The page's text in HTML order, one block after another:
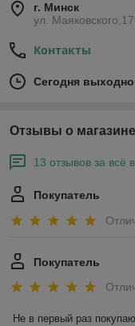
г. Минск
ул.
Контакты
Сегодня
Отзывы о магазине
13 отзывов за всё
Покупатель
Покупатель
Не в первый раз